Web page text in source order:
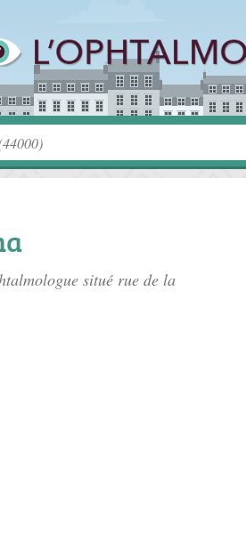
situé rue de la